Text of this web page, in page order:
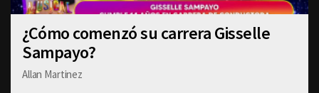
¿Cómo comenzó su carrera Gisselle
Sampayo?
Allan Martinez